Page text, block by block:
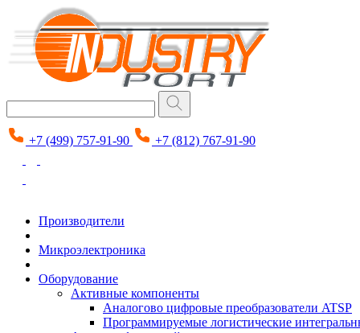
+7 (499) 757-91-90 +7 (812) 767-91-90
Производители
Микроэлектроника
Оборудование
Активные компоненты
Аналогово цифровые преобразователи ATSP
Программируемые логистические